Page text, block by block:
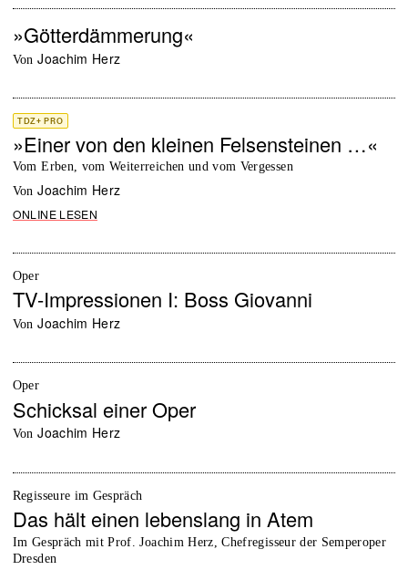
»Götterdämmerung«
von Joachim Herz
TDZ+ PRO
»Einer von den kleinen Felsensteinen …«
Vom Erben, vom Weiterreichen und vom Vergessen
von Joachim Herz
ONLINE LESEN
Oper
TV-Impressionen I: Boss Giovanni
von Joachim Herz
Oper
Schicksal einer Oper
von Joachim Herz
Regisseure im Gespräch
Das hält einen lebenslang in Atem
Im Gespräch mit Prof. Joachim Herz, Chefregisseur der Semperoper
Dresden